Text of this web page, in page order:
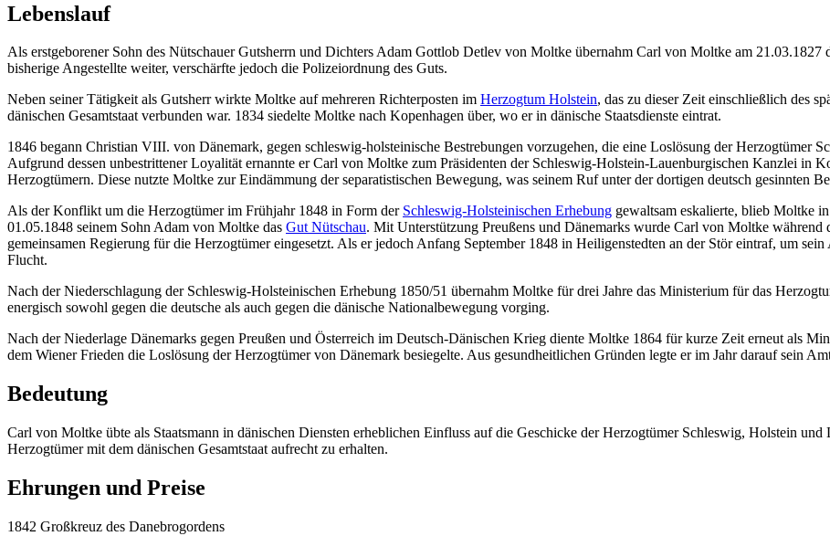
Lebenslauf
Als erstgeborener Sohn des Nütschauer Gutsherrn und Dichters Adam Gottlob Detlev von Moltke übernahm Carl von Moltke am 21.03.1827
bisherige Angestellte weiter, verschärfte jedoch die Polizeiordnung des Guts.
Neben seiner Tätigkeit als Gutsherr wirkte Moltke auf mehreren Richterposten im Herzogtum Holstein, das zu dieser Zeit einschließlich des
dänischen Gesamtstaat verbunden war. 1834 siedelte Moltke nach Kopenhagen über, wo er in dänische Staatsdienste eintrat.
1846 begann Christian VIII. von Dänemark, gegen schleswig-holsteinische Bestrebungen vorzugehen, die eine Loslösung der Herzogtümer
Aufgrund dessen unbestrittener Loyalität ernannte er Carl von Moltke zum Präsidenten der Schleswig-Holstein-Lauenburgischen Kanzlei in
Herzogtümern. Diese nutzte Moltke zur Eindämmung der separatistischen Bewegung, was seinem Ruf unter der dortigen deutsch gesinnten
Als der Konflikt um die Herzogtümer im Frühjahr 1848 in Form der Schleswig-Holsteinischen Erhebung gewaltsam eskalierte, blieb Moltke
01.05.1848 seinem Sohn Adam von Moltke das Gut Nütschau. Mit Unterstützung Preußens und Dänemarks wurde Carl von Moltke während
gemeinsamen Regierung für die Herzogtümer eingesetzt. Als er jedoch Anfang September 1848 in Heiligenstedten an der Stör eintraf, um
Flucht.
Nach der Niederschlagung der Schleswig-Holsteinischen Erhebung 1850/51 übernahm Moltke für drei Jahre das Ministerium für das
energisch sowohl gegen die deutsche als auch gegen die dänische Nationalbewegung vorging.
Nach der Niederlage Dänemarks gegen Preußen und Österreich im Deutsch-Dänischen Krieg diente Moltke 1864 für kurze Zeit erneut als
dem Wiener Frieden die Loslösung der Herzogtümer von Dänemark besiegelte. Aus gesundheitlichen Gründen legte er im Jahr darauf sein
Bedeutung
Carl von Moltke übte als Staatsmann in dänischen Diensten erheblichen Einfluss auf die Geschicke der Herzogtümer Schleswig, Holstein
Herzogtümer mit dem dänischen Gesamtstaat aufrecht zu erhalten.
Ehrungen und Preise
1842 Großkreuz des Danebrogordens